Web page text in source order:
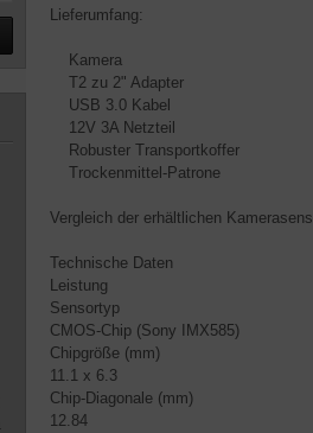
Lieferumfang:
Kamera
T2 zu 2" Adapter
USB 3.0 Kabel
12V 3A Netzteil
Robuster Transportkoffer
Trockenmittel-Patrone
Vergleich der erhältlichen
Technische Daten
Leistung
Sensortyp
CMOS-Chip (Sony IMX585)
Chipgröße (mm)
11.1 x 6.3
Chip-Diagonale (mm)
12.84